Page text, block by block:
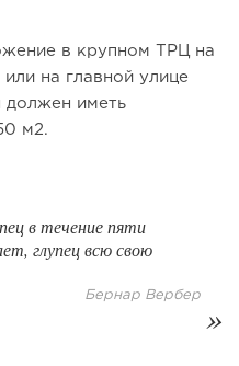
в крупном ТРЦ на
на главной улице
должен иметь
м2.
в течение пяти
глупец всю свою
Бернар Вербер